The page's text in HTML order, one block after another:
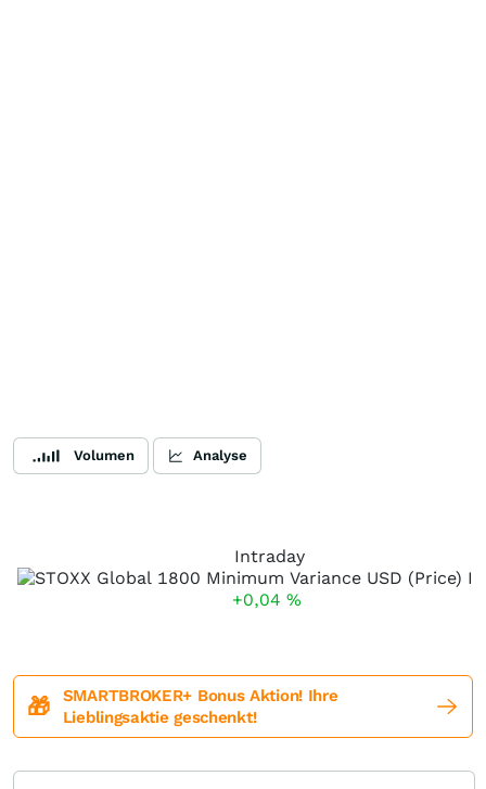
Volumen Analyse
Intraday
+0,04 %
🎁
SMARTBROKER+ Bonus Aktion! Ihre
Lieblingsaktie geschenkt!